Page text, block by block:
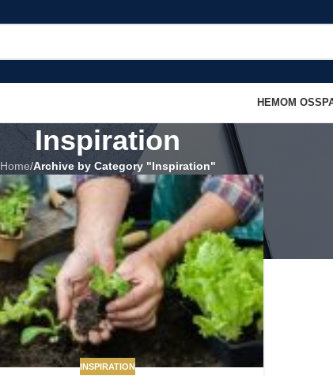
HEMOM OSS
Inspiration
Home/Archive by Category "Inspiration"
INSPIRATION